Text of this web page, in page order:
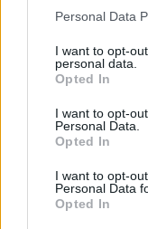
Personal Data
I want to opt-
personal data.
Opted In
I want to opt-
Personal Data.
Opted In
I want to opt-
Personal Data
Opted In
τμήμα
μικροαντικείμενα.
οθόνη infotainment
προσαρτημένη
σχεδιάστηκε
μπορείτε να